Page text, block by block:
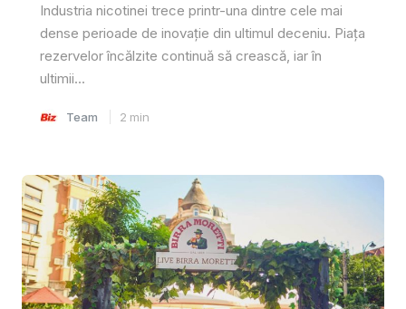
Industria nicotinei trece printr-una dintre cele mai
dense perioade de inovație din ultimul deceniu. Piața
rezervelor încălzite continuă să crească, iar în
ultimii...
Team 2 min